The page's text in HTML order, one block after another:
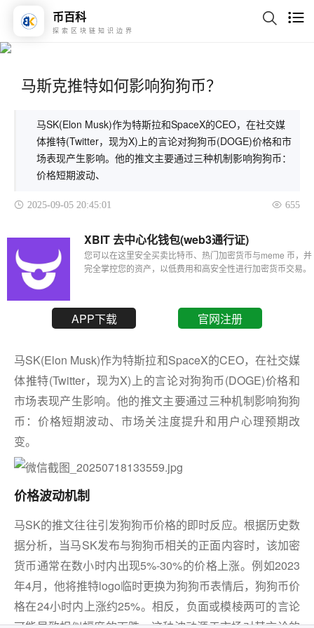
币百科
探索区块链知识边界
马斯克推特如何影响狗狗币？
马SK(Elon Musk)作为特斯拉和SpaceX的CEO，在社交媒
体推特(Twitter，现为X)上的言论对狗狗币(DOGE)价格和市
场表现产生影响。他的推文主要通过三种机制影响狗狗币：
价格短期波动、
2025-09-05 20:45:01 655
XBIT 去中心化钱包(web3通行证)
您可以在这里安全买卖比特币、热门加密货币与meme 币，并
完全掌控您的资产，以低费用和高安全性进行加密货币交易。
APP下载 官网注册
马SK(Elon Musk)作为特斯拉和SpaceX的CEO，在社交媒
体推特(Twitter，现为X)上的言论对狗狗币(DOGE)价格和
市场表现产生影响。他的推文主要通过三种机制影响狗狗
币：价格短期波动、市场关注度提升和用户心理预期改
变。
价格波动机制
马SK的推文往往引发狗狗币价格的即时反应。根据历史数
据分析，当马SK发布与狗狗币相关的正面内容时，该加密
货币通常在数小时内出现5%-30%的价格上涨。例如2023
年4月，他将推特logo临时更换为狗狗币表情后，狗狗币价
格在24小时内上涨约25%。相反，负面或模棱两可的言论